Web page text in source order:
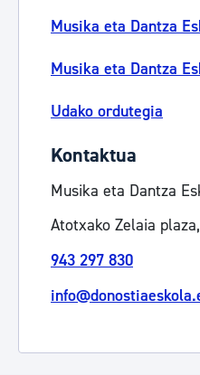
Musika eta Dantza
Musika eta Dantza
Udako ordutegia
Kontaktua
Musika eta Dantza
Atotxako Zelaia
943 297 830